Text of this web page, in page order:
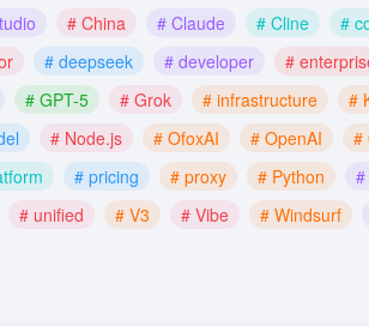
# China # Claude # Cline #
# deepseek # developer #
# GPT-5
# Grok # infrastructure #
# Node.js # OfoxAI # OpenAI
#
# pricing # proxy # Python
#
# unified
# V3 # Vibe # Windsurf